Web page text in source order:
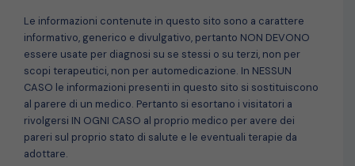
Le informazioni contenute in questo sito sono a carattere
informativo, generico e divulgativo, pertanto NON DEVONO
essere usate per diagnosi su se stessi o su terzi, non per
scopi terapeutici, non per automedicazione. In NESSUN
CASO le informazioni presenti in questo sito si sostituiscono
al parere di un medico. Pertanto si esortano i visitatori a
rivolgersi IN OGNI CASO al proprio medico per avere dei
pareri sul proprio stato di salute e le eventuali terapie da
adottare.